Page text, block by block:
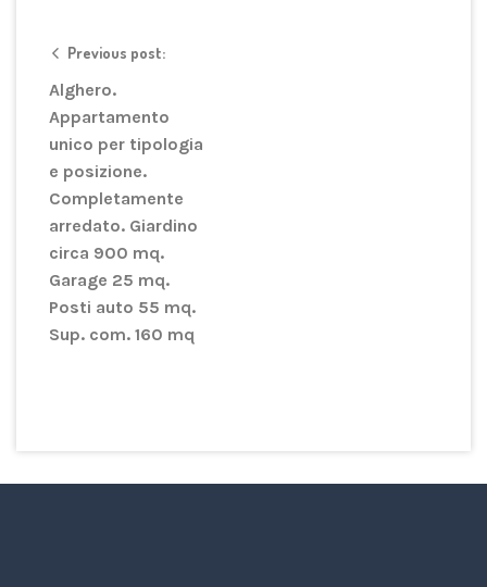
Previous post:
Alghero.
Appartamento
unico per tipologia
e posizione.
Completamente
arredato. Giardino
circa 900 mq.
Garage 25 mq.
Posti auto 55 mq.
Sup. com. 160 mq